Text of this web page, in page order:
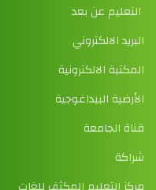
التعليم عن بعد
البريد الالكتروني
المكتبة الالكترونية
الأرضية البيداغوجية
قناة الجامعة
شراكة